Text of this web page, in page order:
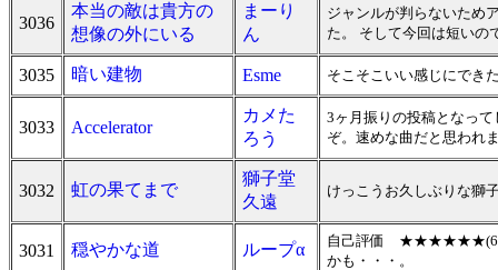
3036
本当の敵は貴方の
想像の外にいる
まーり
ん
ジャンルが判らないため
た。 そして今回は短いの
3035 暗い建物 Esme そこそこいい感じにでき
3033 Accelerator
カメた
ろう
3ヶ月振りの投稿となっ
ぞ。速めな曲だと思われ
3032 虹の果てまで
獅子堂
久遠
けっこうお久しぶりな獅
3031 穏やかな道 ループα
自己評価 ★★★★★★(6)
かも・・・。